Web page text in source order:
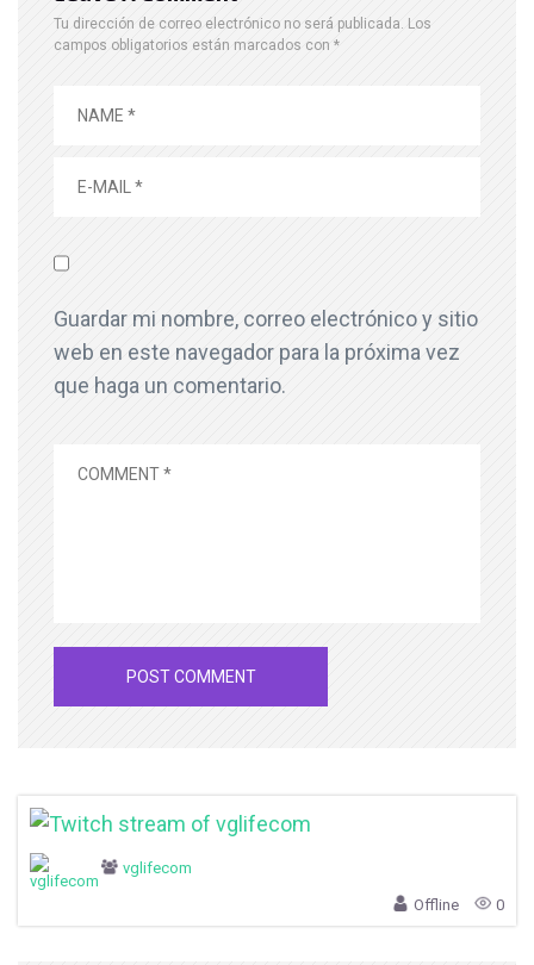
Tu dirección de correo electrónico no será publicada. Los
campos obligatorios están marcados con *
Guardar mi nombre, correo electrónico y sitio
web en este navegador para la próxima vez
que haga un comentario.
vglifecom
Offline 0